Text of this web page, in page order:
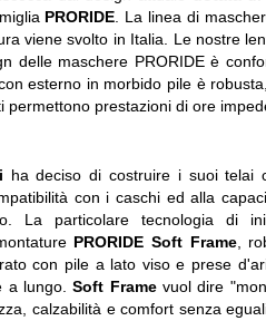
PRORIDE . La linea di
viene svolto in Italia. Le nostre
delle maschere PRORIDE è
esterno in morbido pile è
permettono prestazioni di ore
ha deciso di costruire i suoi telai
con i caschi ed alla
La particolare tecnologia di
PRORIDE Soft Frame,
con pile a lato viso e prese
a lungo.Soft Framevuol dire
calzabilità e comfort senza